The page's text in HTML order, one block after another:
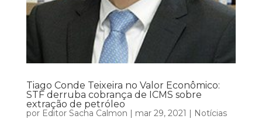
Tiago Conde Teixeira no Valor Econômico:
STF derruba cobrança de ICMS sobre
extração de petróleo
por Editor Sacha Calmon mar 29, 2021 Notícias